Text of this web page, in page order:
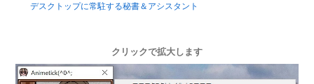
デスクトップに常駐する秘書＆アシスタント
クリックで拡大します